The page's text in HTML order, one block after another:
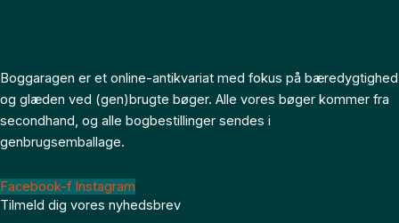
Boggaragen er et online-antikvariat med fokus på bæredygtighed
og glæden ved (gen)brugte bøger. Alle vores bøger kommer fra
secondhand, og alle bogbestillinger sendes i
genbrugsemballage.
Facebook-f Instagram
Tilmeld dig vores nyhedsbrev